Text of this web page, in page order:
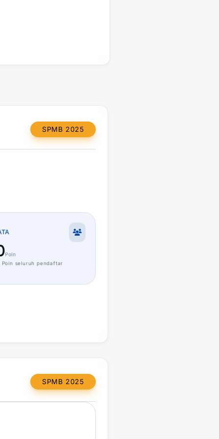
SPMB 2025
Poin
Poin seluruh pendaftar
SPMB 2025